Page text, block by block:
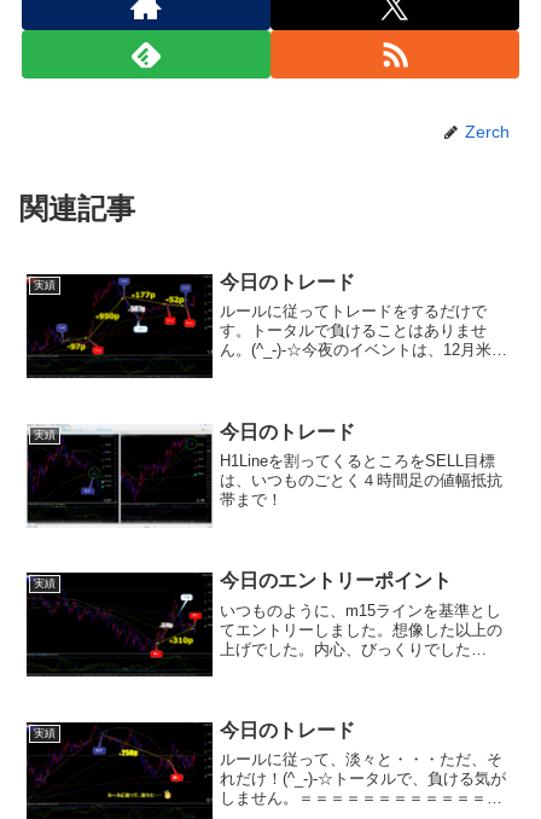
Zerch
関連記事
実績 今日のトレード
ルールに従ってトレードをするだけで
す。トータルで負けることはありませ
ん。(^_-)-☆今夜のイベントは、12月米雇
ます...
実績 今日のトレード
H1Lineを割ってくるところをSELL目標
は、いつものごとく４時間足の値幅抵抗
帯まで！
実績 今日のエントリーポイント
いつものように、m15ラインを基準とし
てエントリーしました。想像した以上の
上げでした。内心、びっくりでした
転換まで保有して利益確定...
実績 今日のトレード
ルールに従って、淡々と・・・ただ、そ
れだけ！(^_-)-☆トータルで、負ける気が
しません。＝＝＝＝＝＝＝＝＝＝＝＝＝